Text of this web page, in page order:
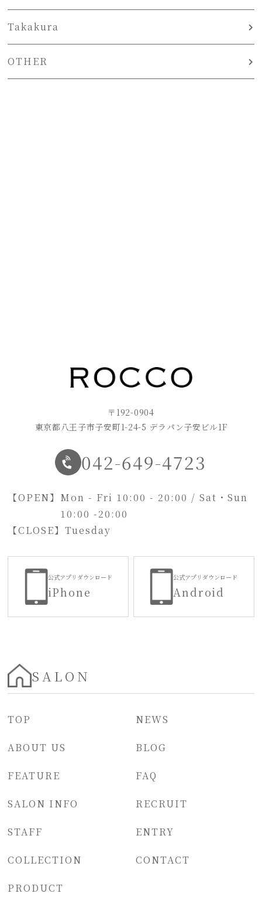
Takakura
OTHER
〒192-0904
東京都八王子市子安町1-24-5 デラパン子安ビル1F
042-649-4723
【OPEN】 Mon - Fri 10:00 - 20:00 / Sat・Sun
10:00 -20:00
【CLOSE】Tuesday
公式アプリダウンロード
iPhone
公式アプリダウンロード
Android
SALON
TOP
ABOUT US
FEATURE
SALON INFO
STAFF
COLLECTION
PRODUCT
NEWS
BLOG
FAQ
RECRUIT
ENTRY
CONTACT